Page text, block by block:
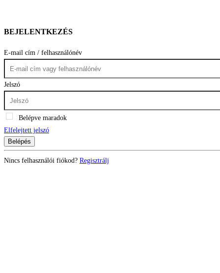
BEJELENTKEZÉS
E-mail cím / felhasználónév
Jelszó
Belépve maradok
Elfelejtett jelszó
Belépés
Nincs felhasználói fiókod? Regisztrálj